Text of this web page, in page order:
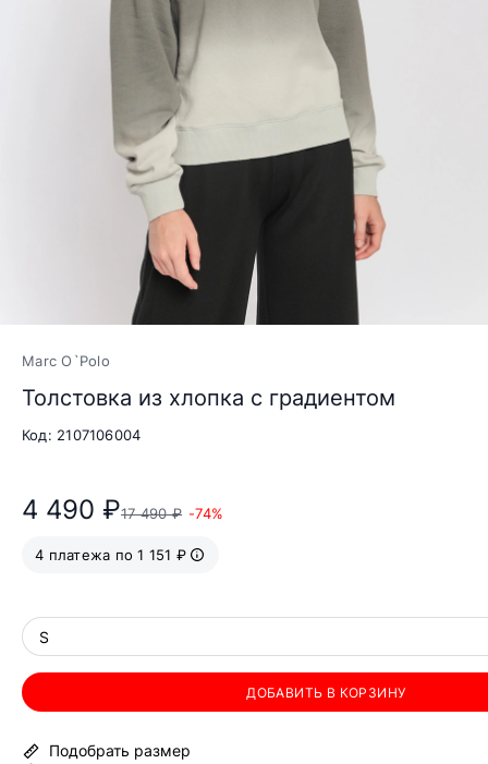
Marc O`Polo
Толстовка из хлопка с градиентом
Код: 2107106004
4 490 ₽17 490 ₽ -74%
4 платежа по 1 151 ₽
S
ДОБАВИТЬ В КОРЗИНУ
Подобрать размер